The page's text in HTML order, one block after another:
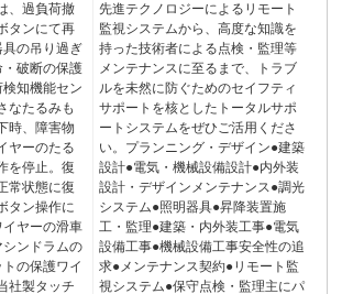
、過負荷撤
タンにて再
の吊り過ぎ
破断の保護
知機能セン
なたるみも
時、障害物
ヤーのたる
を停止。復
常状態に復
タン操作に
ヤーの滑車
ンドラムの
の保護ワイ
社製タッチ
先進テクノロジーによるリモート
監視システムから、高度な知識を
持った技術者による点検・監理等
メンテナンスに至るまで、トラブ
ルを未然に防ぐためのセイフティ
サポートを核としたトータルサポ
ートシステムをぜひご活用くださ
い。プランニング・デザイン●建築
設計●電気・機械設備設計●内外装
設計・デザインメンテナンス●調光
システム●照明器具●昇降装置施
工・監理●建築・内外装工事●電気
設備工事●機械設備工事安全性の追
求●メンテナンス契約●リモート監
視システム●保守点検・監理主にパ